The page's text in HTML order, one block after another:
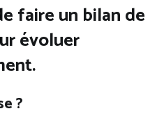
faire un bilan de
évoluer
?